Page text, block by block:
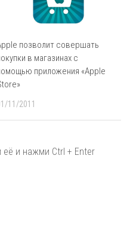
позволит совершать
в магазинах с
приложения «Apple
11/2011
её и нажми Ctrl + Enter